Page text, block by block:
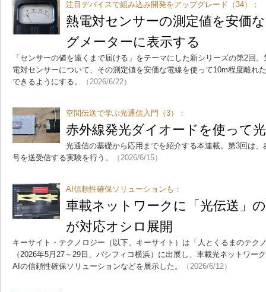
注目デバイスで組み込み開発をアップグレード（34）：
熱電対センサーの測定値を安価
グメーターに表示する
「センサーの値を遠くまで届ける」をテーマにした新シリーズの第2回
電対センサーについて、その測定値を安価な電線を使って10m程度離れ
できるようにする。
（2026/6/22）
空間伝送で学ぶ光通信入門（3）：
赤外線発光ダイオードを使って
光通信の基礎から応用までを紹介する本連載。第3回は
号を送受信する実験を行う。
（2026/6/15）
AI信頼性確保ソリューションも：
車載ネットワークに「光伝送」
が対応オシロ展開
キーサイト・テクノロジー（以下、キーサイト）は「人とくるまのテク
（2026年5月27～29日、パシフィコ横浜）に出展し、車載光ネットワー
AIの信頼性確保ソリューションなどを展示した。
（2026/6/12）